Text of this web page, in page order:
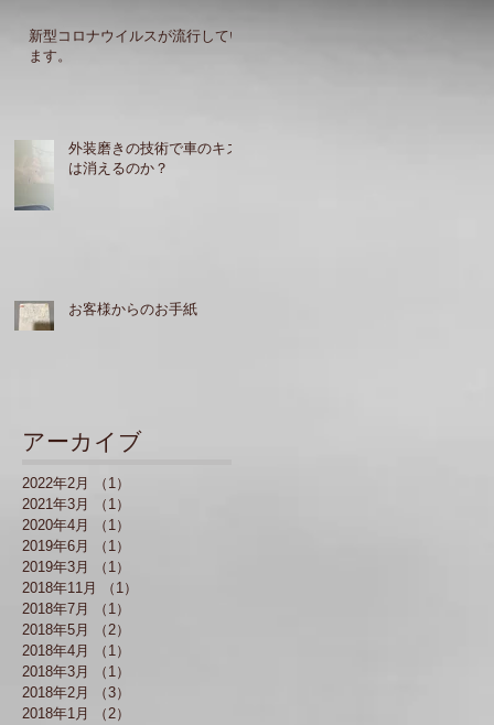
新型コロナウイルスが流行してい
ます。
外装磨きの技術で車のキズ
は消えるのか？
お客様からのお手紙
アーカイブ
2022年2月 （1）
2021年3月
（1）
2020年4月
（1）
2019年6月
（1）
2019年3月
（1）
2018年11月
（1）
2018年7月
（1）
2018年5月
（2）
2018年4月
（1）
2018年3月
（1）
2018年2月
（3）
2018年1月
（2）